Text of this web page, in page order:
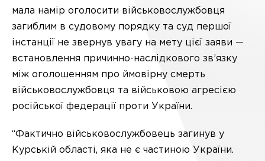
мала намір оголосити військовослужбовця
загиблим в судовому порядку та суд першої
інстанції не звернув увагу на мету цієї заяви —
встановлення причинно-наслідкового зв’язку
між оголошенням про ймовірну смерть
військовослужбовця та військовою агресією
російської федерації проти України.
“Фактично військовослужбовець загинув у
Курській області, яка не є частиною України.